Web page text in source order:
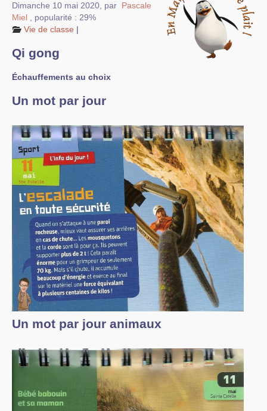
EDITO
Dimanche 10 mai 2020 par Pascale
Miel
popularité : 29%
Vie de classe |
Qi gong
Échauffements au choix
Un mot par jour
Un mot par jour animaux